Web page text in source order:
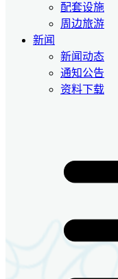
配套设施
周边旅游
新闻
新闻动态
通知公告
资料下载